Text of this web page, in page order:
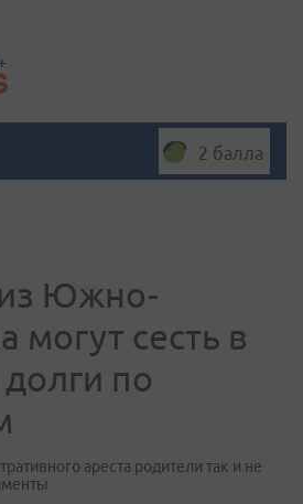
2 балла
Южно-
могут сесть в
по
ареста родители так и не